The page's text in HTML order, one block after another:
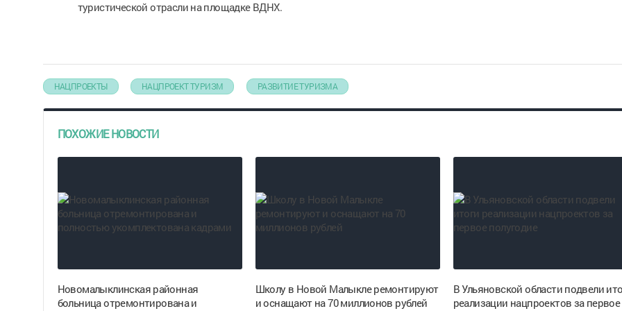
туристической отрасли на площадке ВДНХ.
НАЦПРОЕКТЫ НАЦПРОЕКТ ТУРИЗМ РАЗВИТИЕ ТУРИЗМА
ПОХОЖИЕ НОВОСТИ
Новомалыклинская районная
больница отремонтирована и
Школу в Новой Малыкле ремонтируют
и оснащают на 70 миллионов рублей
В Ульяновской области подвели
реализации нацпроектов за первое